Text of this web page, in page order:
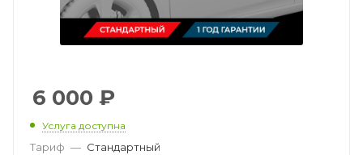
6 000 ₽
Услуга доступна
Тариф — Стандартный